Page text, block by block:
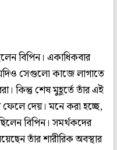
বিপিন। একাধিকবার
সেগুলো কাজে লাগাতে
কিন্তু শেষ মুহূর্তে তাঁর এই
দেয়। মনে করা হচ্ছে,
বিপিন। সমর্থকদের
তাঁর শারীরিক অবস্থার